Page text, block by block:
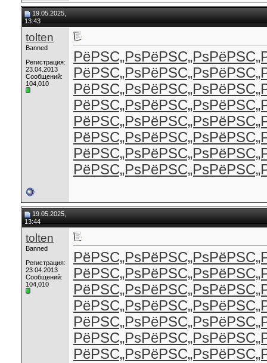
19.05.2025,
13:43
tolten
Banned
Регистрация:
23.04.2013
Сообщений:
104,010
РёРЅС„РѕРёРЅС„Рѕ
РёРЅС„РѕРёРЅС„Рѕ
РёРЅС„РѕРёРЅС„Рѕ
РёРЅС„РѕРёРЅС„Рѕ
РёРЅС„РѕРёРЅС„Рѕ
РёРЅС„РѕРёРЅС„Рѕ
РёРЅС„РѕРёРЅС„Рѕ
РёРЅС„РѕРёРЅС„Рѕ
19.05.2025,
13:44
tolten
Banned
Регистрация:
23.04.2013
Сообщений:
104,010
РёРЅС„РѕРёРЅС„Рѕ
РёРЅС„РѕРёРЅС„Рѕ
РёРЅС„РѕРёРЅС„Рѕ
РёРЅС„РѕРёРЅС„Рѕ
РёРЅС„РѕРёРЅС„Рѕ
РёРЅС„РѕРёРЅС„Рѕ
РёРЅС„РѕРёРЅС„Рѕ